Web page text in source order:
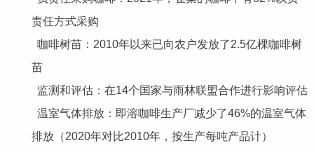
责任方式采购
咖啡树苗：2010年以来已向农户发放了2.5亿棵咖啡树
苗
监测和评估：在14个国家与雨林联盟合作进行影响评估
温室气体排放：即溶咖啡生产厂减少了46%的温室气体
排放（2020年对比2010年，按生产每吨产品计）